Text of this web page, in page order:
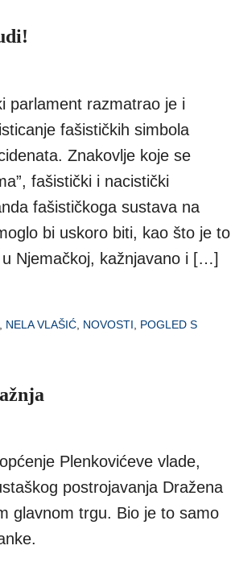
parlament razmatrao je i
fašističkih simbola
Znakovlje koje se
fašistički i nacistički
fašističkoga sustava na
bi uskoro biti, kao što je to
Njemačkoj, kažnjavano i […]
NELA VLAŠIĆ NOVOSTI
POGLED S
Plenkovićeve vlade,
postrojavanja Dražena
glavnom trgu. Bio je to samo